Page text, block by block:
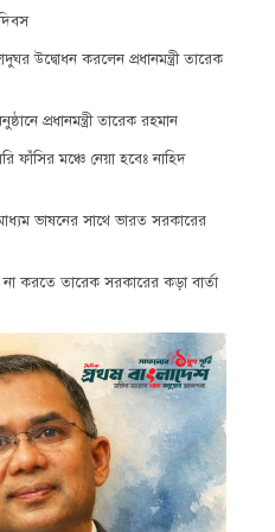
উদ্বোধন করলেন প্রধানমন্ত্রী তারেক
প্রধানমন্ত্রী তারেক রহমান
ফাঁসির মঞ্চে নেয়া হবেঃ নাহিদ
ভাষনের সাথে ভারত সরকারের
না করতে তারেক সরকারের কড়া বার্তা